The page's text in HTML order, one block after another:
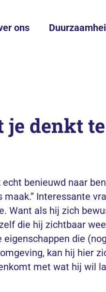
ons
denkt te
echt benieuwd naar
maak.” Interessante
Want als hij zich
die hij zichtbaar
eigenschappen die
kan hij hier
met wat hij wil